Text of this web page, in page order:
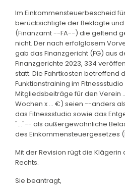
Im Einkommensteuerbescheid
berücksichtigte der Beklagte
(Finanzamt --FA--) die geltend
nicht. Der nach erfolglosem
gab das Finanzgericht (FG) aus
Finanzgerichte 2023, 334
statt. Die Fahrtkosten betreffend
Funktionstraining im
Mitgliedsbeiträge für den Verein
Wochen x ... €) seien --anders
das Fitnessstudio sowie das
"..."-- als außergewöhnliche
des Einkommensteuergesetzes
Mit der Revision rügt die
Rechts.
Sie beantragt,